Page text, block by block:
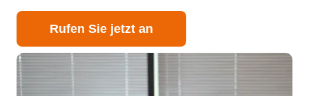
Rufen Sie jetzt an